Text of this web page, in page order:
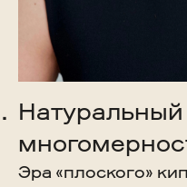
Эра «плоского»